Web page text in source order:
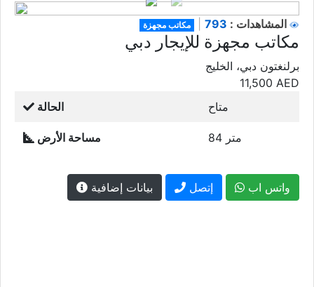
مكاتب مجهزة المشاهدات :
مكاتب مجهزة للإيجار دبي
برلنغتون دبي، الخليج
11,500 AED
الحالة
متاح
مساحة الأرض 84 متر
بيانات إضافية إتصل واتس اب